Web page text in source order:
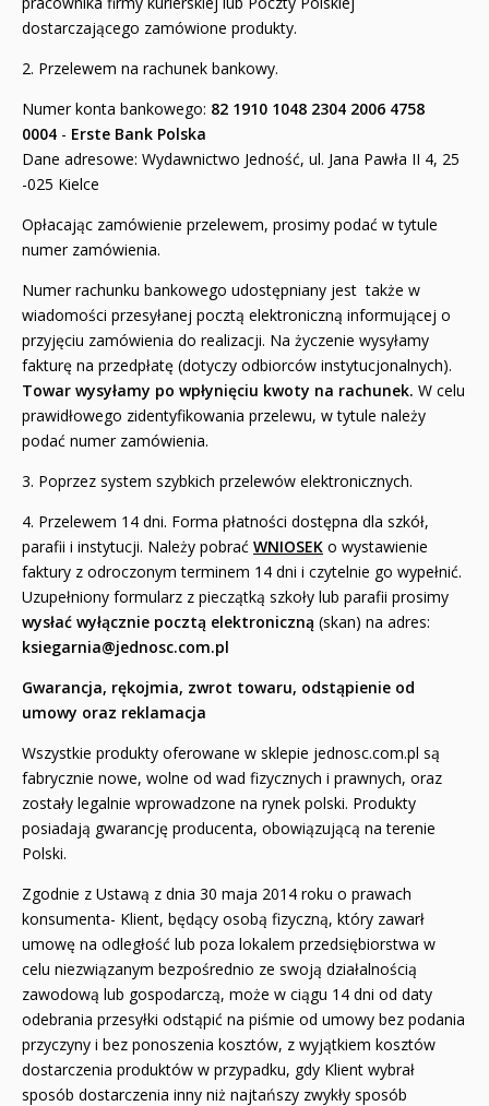
dostarczającego zamówione produkty.
2. Przelewem na rachunek bankowy.
Numer konta bankowego: 82 1910 1048 2304 2006 4758
0004 - Erste Bank Polska
Dane adresowe: Wydawnictwo Jedność, ul. Jana Pawła II 4, 25
-025 Kielce
Opłacając zamówienie przelewem, prosimy podać w tytule
numer zamówienia.
Numer rachunku bankowego udostępniany jest także w
wiadomości przesyłanej pocztą elektroniczną informującej o
przyjęciu zamówienia do realizacji. Na życzenie wysyłamy
fakturę na przedpłatę (dotyczy odbiorców instytucjonalnych).
Towar wysyłamy po wpłynięciu kwoty na rachunek. W celu
prawidłowego zidentyfikowania przelewu, w tytule należy
podać numer zamówienia.
3. Poprzez system szybkich przelewów elektronicznych.
4. Przelewem 14 dni. Forma płatności dostępna dla szkół,
parafii i instytucji. Należy pobrać WNIOSEK o wystawienie
faktury z odroczonym terminem 14 dni i czytelnie go wypełnić.
Uzupełniony formularz z pieczątką szkoły lub parafii prosimy
wysłać wyłącznie pocztą elektroniczną (skan) na adres:
ksiegarnia@jednosc.com.pl
Gwarancja, rękojmia, zwrot towaru, odstąpienie od
umowy oraz reklamacja
Wszystkie produkty oferowane w sklepie jednosc.com.pl są
fabrycznie nowe, wolne od wad fizycznych i prawnych, oraz
zostały legalnie wprowadzone na rynek polski. Produkty
posiadają gwarancję producenta, obowiązującą na terenie
Polski.
Zgodnie z Ustawą z dnia 30 maja 2014 roku o prawach
konsumenta- Klient, będący osobą fizyczną, który zawarł
umowę na odległość lub poza lokalem przedsiębiorstwa w
celu niezwiązanym bezpośrednio ze swoją działalnością
zawodową lub gospodarczą, może w ciągu 14 dni od daty
odebrania przesyłki odstąpić na piśmie od umowy bez podania
przyczyny i bez ponoszenia kosztów, z wyjątkiem kosztów
dostarczenia produktów w przypadku, gdy Klient wybrał
sposób dostarczenia inny niż najtańszy zwykły sposób